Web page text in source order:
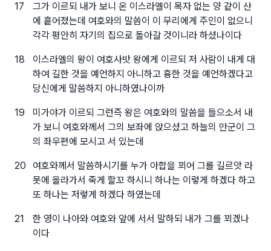
17
그가 이르되 내가 보니 온 이스라엘이 목자 없는 양 같이 산
에 흩어졌는데 여호와의 말씀이 이 무리에게 주인이 없으니
각각 평안히 자기의 집으로 돌아갈 것이니라 하셨나이다
18
이스라엘의 왕이 여호사밧 왕에게 이르되 저 사람이 내게 대
하여 길한 것을 예언하지 아니하고 흉한 것을 예언하겠다고
당신에게 말씀하지 아니하였나이까
19
미가야가 이르되 그런즉 왕은 여호와의 말씀을 들으소서 내
가 보니 여호와께서 그의 보좌에 앉으셨고 하늘의 만군이 그
의 좌우편에 모시고 서 있는데
20
여호와께서 말씀하시기를 누가 아합을 꾀어 그를 길르앗 라
못에 올라가서 죽게 할꼬 하시니 하나는 이렇게 하겠다 하고
또 하나는 저렇게 하겠다 하였는데
21
한 영이 나아와 여호와 앞에 서서 말하되 내가 그를 꾀겠나
이다